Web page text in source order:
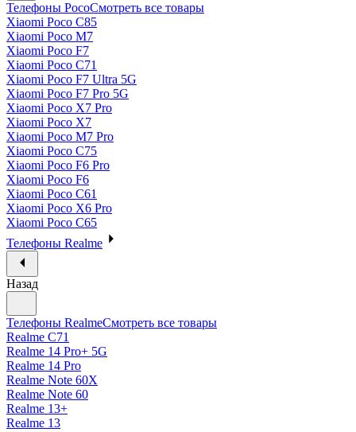
Телефоны PocoСмотреть все товары
Xiaomi Poco C85
Xiaomi Poco M7
Xiaomi Poco F7
Xiaomi Poco C71
Xiaomi Poco F7 Ultra 5G
Xiaomi Poco F7 Pro 5G
Xiaomi Poco X7 Pro
Xiaomi Poco X7
Xiaomi Poco M7 Pro
Xiaomi Poco C75
Xiaomi Poco F6 Pro
Xiaomi Poco F6
Xiaomi Poco C61
Xiaomi Poco X6 Pro
Xiaomi Poco C65
Телефоны Realme
Назад
Телефоны RealmeСмотреть все товары
Realme C71
Realme 14 Pro+ 5G
Realme 14 Pro
Realme Note 60X
Realme Note 60
Realme 13+
Realme 13